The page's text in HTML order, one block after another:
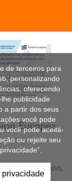
de terceiros para
personalizando
oferecendo
publicidade
a partir dos seus
você pode
você pode aceitá-
ou rejeite seu
privacidade